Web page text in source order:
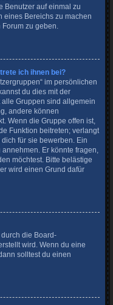
Benutzer auf einmal zu
eines Bereichs zu machen
zu geben.
ich ihnen bei?
im persönlichen
du dies mit der
Gruppen sind allgemein
andere können
Wenn die Gruppe offen ist,
Funktion beitreten; verlangt
für sie bewerben. Ein
Er könnte fragen,
möchtest. Bitte belästige
wird einen Grund dafür
die Board-
wird. Wenn du eine
solltest du einen